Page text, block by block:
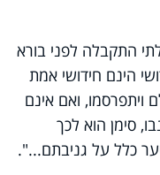
התקבלה לפני בורא
הינם חידושי אמת
ויתפרסמו, ואם אינם
סימן הוא לכך
כלל על גניבתם...".